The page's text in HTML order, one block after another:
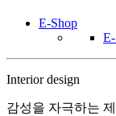
E-Shop
Interior design
감성을 자극하는